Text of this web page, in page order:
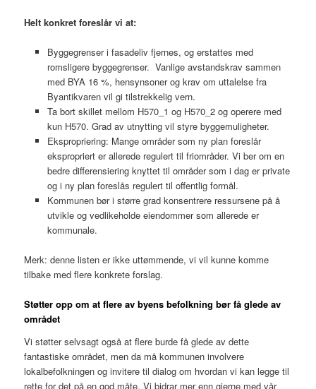
Helt konkret foreslår vi at:
Byggegrenser i fasadeliv fjernes, og erstattes med
romsligere byggegrenser. Vanlige avstandskrav sammen
med BYA 16 %, hensynsoner og krav om uttalelse fra
Byantikvaren vil gi tilstrekkelig vern.
Ta bort skillet mellom H570_1 og H570_2 og operere med
kun H570. Grad av utnytting vil styre byggemuligheter.
Ekspropriering: Mange områder som ny plan foreslår
ekspropriert er allerede regulert til friområder. Vi ber om en
bedre differensiering knyttet til områder som i dag er private
og i ny plan foreslås regulert til offentlig formål.
Kommunen bør i større grad konsentrere ressursene på å
utvikle og vedlikeholde eiendommer som allerede er
kommunale.
Merk: denne listen er ikke uttømmende, vi vil kunne komme
tilbake med flere konkrete forslag.
Støtter opp om at flere av byens befolkning bør få glede av
området
Vi støtter selvsagt også at flere burde få glede av dette
fantastiske området, men da må kommunen involvere
lokalbefolkningen og invitere til dialog om hvordan vi kan legge til
rette for det på en god måte. Vi bidrar mer enn gjerne med vår